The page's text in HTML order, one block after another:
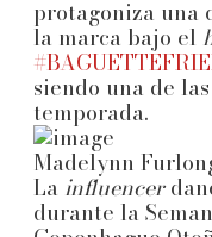
protagoniza una
la marca bajo el
siendo una de
temporada.
Madelynn
La influencer
durante la